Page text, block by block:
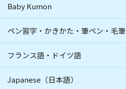
Baby Kumon
ペン習字・かきかた・筆ペン・毛筆
フランス語・ドイツ語
Japanese（日本語）